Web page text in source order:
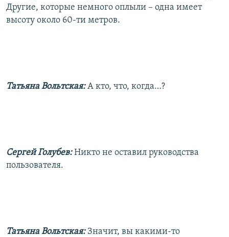
Другие, которые немного оплыли – одна имеет
высоту около 60-ти метров.
Татьяна Вольтская:А кто, что, когда…?
Сергей Голубев:Никто не оставил руководства
пользователя.
Татьяна Вольтская: Значит, вы какими-то